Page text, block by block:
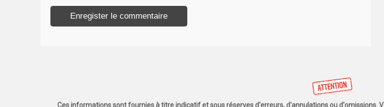
Ces informations sont fournies à titre indicatif et sous réserves d'erreurs, d'annulations ou